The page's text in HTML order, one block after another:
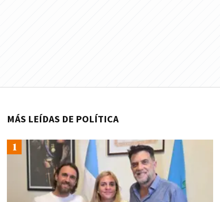
MÁS LEÍDAS DE POLÍTICA